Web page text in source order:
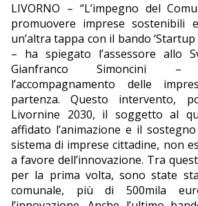
LIVORNO – “L’impegno del
promuovere imprese sostenibili
un’altra tappa con il bando ‘Startup
– ha spiegato l’assessore allo
Gianfranco Simoncini
l’accompagnamento delle
partenza. Questo intervento,
Livornine 2030, il soggetto al
affidato l’animazione e il
sistema di imprese cittadine, non
a favore dell’innovazione. Tra
per la prima volta, sono state
comunale, più di 500mila